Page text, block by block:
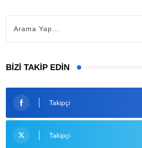
BIZI TAKIP EDIN
Takipçi
Takipçi